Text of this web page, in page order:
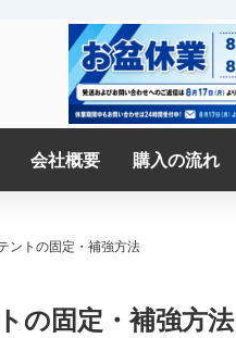
会社概要 購入の流れ
ントの固定・補強方法
の固定・補強方法